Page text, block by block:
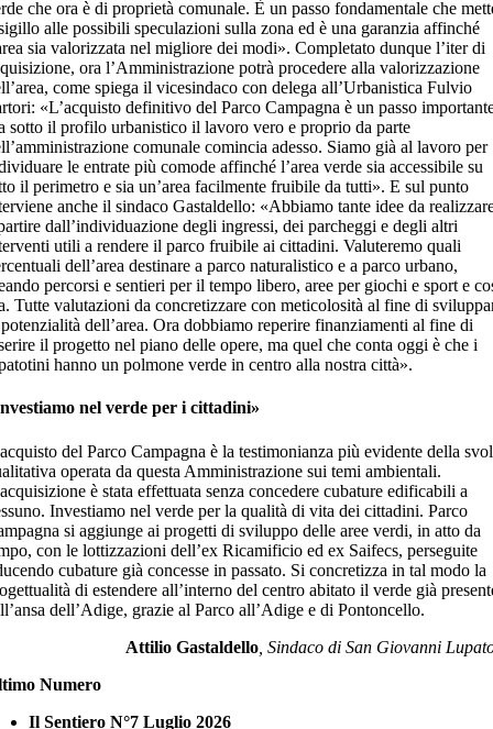
che ora è di proprietà comunale. È un passo fondamentale che
alle possibili speculazioni sulla zona ed è una garanzia affinché
sia valorizzata nel migliore dei modi». Completato dunque l’iter di
ora l’Amministrazione potrà procedere alla valorizzazione
come spiega il vicesindaco con delega all’Urbanistica Fulvio
«L’acquisto definitivo del Parco Campagna è un passo
sotto il profilo urbanistico il lavoro vero e proprio da parte
comunale comincia adesso. Siamo già al lavoro per
le entrate più comode affinché l’area verde sia accessibile su
il perimetro e sia un’area facilmente fruibile da tutti». E sul punto
anche il sindaco Gastaldello: «Abbiamo tante idee da
dall’individuazione degli ingressi, dei parcheggi e degli altri
utili a rendere il parco fruibile ai cittadini. Valuteremo quali
dell’area destinare a parco naturalistico e a parco urbano,
percorsi e sentieri per il tempo libero, aree per giochi e sport e
Tutte valutazioni da concretizzare con meticolosità al fine di
dell’area. Ora dobbiamo reperire finanziamenti al fine di
il progetto nel piano delle opere, ma quel che conta oggi è che i
hanno un polmone verde in centro alla nostra città».
nel verde per i cittadini»
del Parco Campagna è la testimonianza più evidente della
operata da questa Amministrazione sui temi ambientali.
è stata effettuata senza concedere cubature edificabili a
Investiamo nel verde per la qualità di vita dei cittadini. Parco
si aggiunge ai progetti di sviluppo delle aree verdi, in atto da
con le lottizzazioni dell’ex Ricamificio ed ex Saifecs, perseguite
cubature già concesse in passato. Si concretizza in tal modo la
di estendere all’interno del centro abitato il verde già
dell’Adige, grazie al Parco all’Adige e di Pontoncello.
Attilio Gastaldello , Sindaco di San Giovanni
Numero
Il Sentiero N°7 Luglio 2026